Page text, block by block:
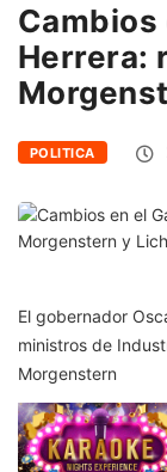
Cambios
Herrera:
POLITICA
El gobernador
ministros de
Morgenstern